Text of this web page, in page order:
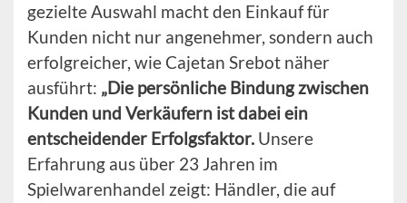
gezielte Auswahl macht den Einkauf für
Kunden nicht nur angenehmer, sondern auch
erfolgreicher, wie Cajetan Srebot näher
ausführt: „Die persönliche Bindung zwischen
Kunden und Verkäufern ist dabei ein
entscheidender Erfolgsfaktor. Unsere
Erfahrung aus über 23 Jahren im
Spielwarenhandel zeigt: Händler, die auf